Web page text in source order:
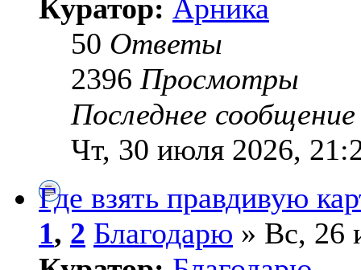
Куратор: Арника
50 Ответы
2396 Просмотры
Последнее
Чт, 30 июля 2026,
Где взять правдивую
1, 2 Благодарю » Вс, 26